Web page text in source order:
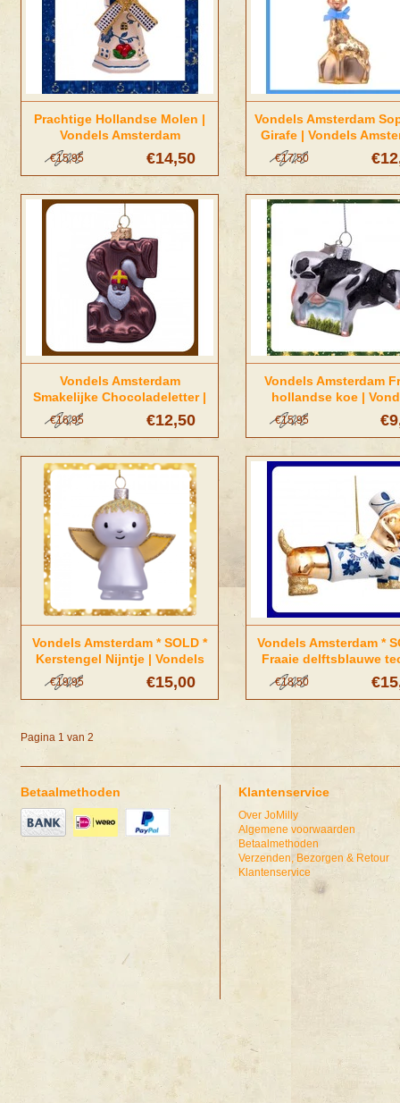
Prachtige Hollandse Molen |
Vondels Amsterdam
€14,50
€15,95
Vondels Amsterdam
Girafe | Vondels
€17,50
Vondels Amsterdam
Smakelijke Chocoladeletter |
Vondels Amsterdam
€12,50
€16,95
Vondels Amsterdam
hollandse koe |
€15,95
Vondels Amsterdam * SOLD *
Kerstengel Nijntje | Vondels
Amsterdam€15,00
€19,95
Vondels Amsterdam *
Fraaie delftsblauwe
Vondels
€18,50
Pagina 1 van 2
Betaalmethoden Klantenservice
Over JoMilly
Algemene voorwaarden
Betaalmethoden
Verzenden, Bezorgen & Retour
Klantenservice